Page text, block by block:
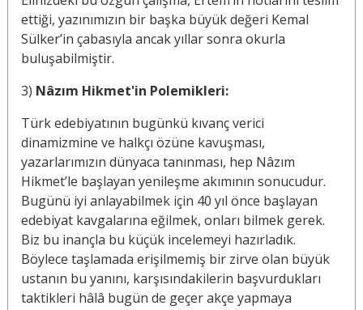
ettiği, yazınımızın bir başka büyük değeri Kemal
Sülker’in çabasıyla ancak yıllar sonra okurla
buluşabilmiştir.
3) Nâzım Hikmet'in Polemikleri:
Türk edebiyatının bugünkü kıvanç verici
dinamizmine ve halkçı özüne kavuşması,
yazarlarımızın dünyaca tanınması, hep Nâzım
Hikmet’le başlayan yenileşme akımının sonucudur.
Bugünü iyi anlayabilmek için 40 yıl önce başlayan
edebiyat kavgalarına eğilmek, onları bilmek gerek.
Biz bu inançla bu küçük incelemeyi hazırladık.
Böylece taşlamada erişilmemiş bir zirve olan büyük
ustanın bu yanını, karşısındakilerin başvurdukları
taktikleri hâlâ bugün de geçer akçe yapmaya